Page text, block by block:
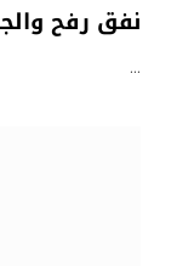
نفق رفح
…